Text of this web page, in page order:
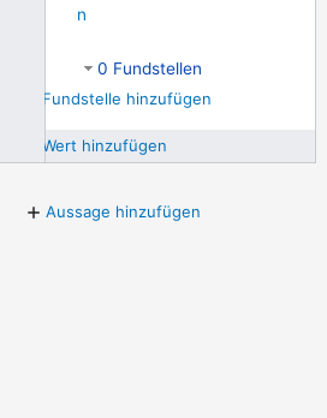
n
0 Fundstellen
Fundstelle hinzufügen
Wert hinzufügen
Aussage hinzufügen